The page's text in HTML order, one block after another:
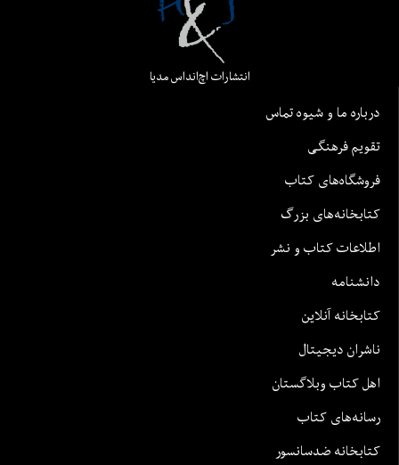
انتشارات اچ‌اند‌اس مدیا
درباره ما و شیوه تماس
تقویم فرهنگی
فروشگاه‌های کتاب
کتابخانه‌های بزرگ
اطلاعات کتاب و نشر
دانشنامه
کتابخانه آنلاین
ناشران دیجیتال
اهل کتاب وبلاگستان
رسانه‌های کتاب
کتابخانه ضدسانسور